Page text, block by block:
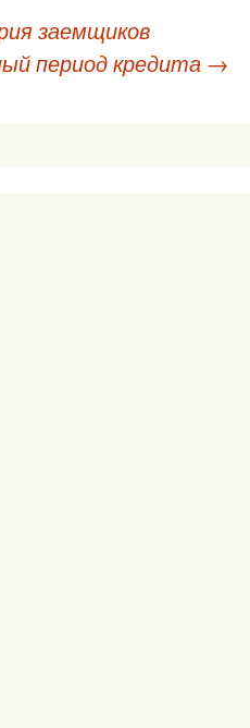
заемщиков
период кредита →